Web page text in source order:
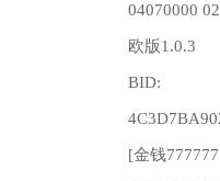
04070000
欧版1.0.3
BID:
[金钱